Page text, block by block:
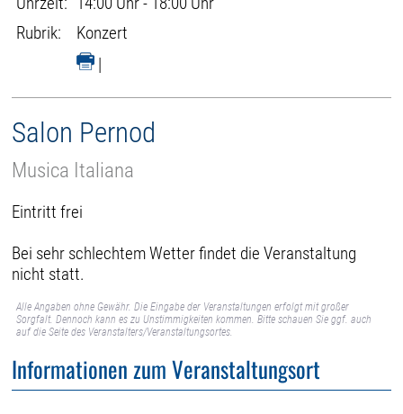
Rubrik:
Konzert
|
Salon Pernod
Musica Italiana
Eintritt frei
Bei sehr schlechtem Wetter findet die Veranstaltung
nicht statt.
Alle Angaben ohne Gewähr. Die Eingabe der Veranstaltungen erfolgt mit großer
Sorgfalt. Dennoch kann es zu Unstimmigkeiten kommen. Bitte schauen Sie ggf. auch
auf die Seite des Veranstalters/Veranstaltungsortes.
Informationen zum Veranstaltungsort